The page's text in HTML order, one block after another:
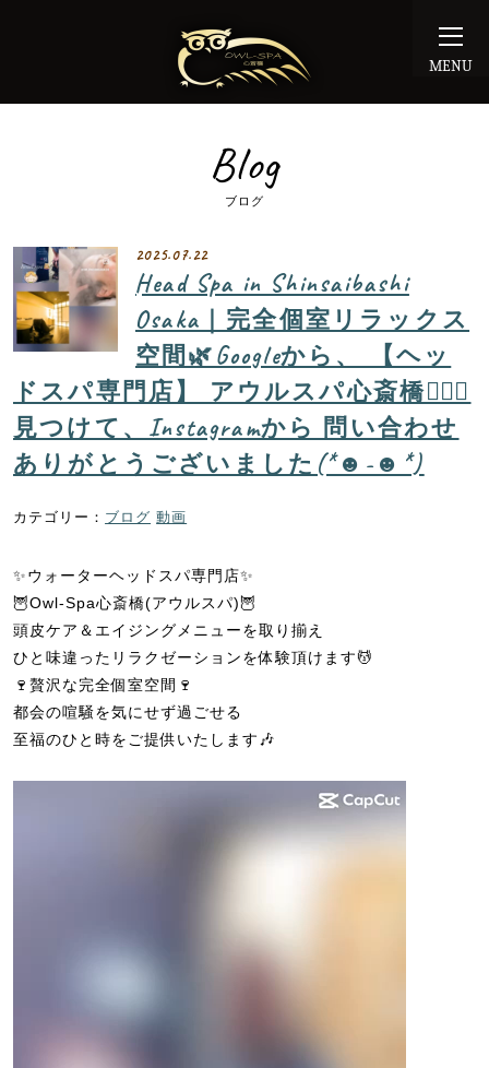
MENU
Blog
ブログ
2025.07.22
Head Spa in Shinsaibashi
Osaka｜完全個室リラックス
空間🌿Googleから、 【ヘッ
ドスパ専門店】 アウルスパ心斎橋💆🏼‍♀️
見つけて、Instagramから 問い合わせ
ありがとうございました(*☻-☻*)
ブログ 動画
✨ウォーターヘッドスパ専門店✨
🦉Owl-Spa心斎橋(アウルスパ)🦉
頭皮ケア＆エイジングメニューを取り揃え
ひと味違ったリラクゼーションを体験頂けます💆
🍷贅沢な完全個室空間🍷
都会の喧騒を気にせず過ごせる
至福のひと時をご提供いたします🎶